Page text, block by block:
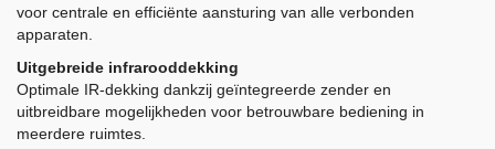
voor centrale en efficiënte aansturing van alle verbonden
apparaten.
Uitgebreide infrarooddekking
Optimale IR-dekking dankzij geïntegreerde zender en
uitbreidbare mogelijkheden voor betrouwbare bediening in
meerdere ruimtes.